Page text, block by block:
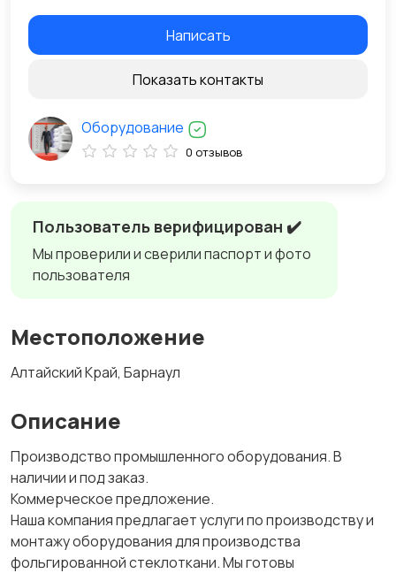
Пользователь верифицирован ✔️
Мы проверили и сверили паспорт и фото
пользователя
Местоположение
Алтайский Край, Барнаул
Описание
Производство промышленного оборудования. В
наличии и под заказ.
Коммерческое предложение.
Наша компания предлагает услуги по производству и
монтажу оборудования для производства
фольгированной стеклоткани. Мы готовы
Написать
Показать контакты
Оборудование
0 отзывов